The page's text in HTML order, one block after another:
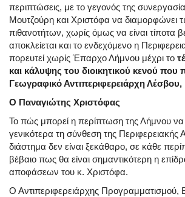
περιπτώσεις, με το γεγονός της
Μουτζούρη και Χριστόφα να διαμορφώνει
πιθανοτήτων, χωρίς όμως να είναι τίποτα
αποκλείεται και το ενδεχόμενο η
πορευτεί χωρίς Έπαρχο Λήμνου μέχρι το
και κάλυψης του διοικητικού κενού που
Γεωγραφικό Αντιπεριφερειάρχη
Ο Παναγιώτης Χριστόφας
Το πώς μπορεί η περίπτωση της Λήμνου να
γενικότερα τη σύνθεση της Περιφερειακής
διάστημα δεν είναι ξεκάθαρο, σε κάθε
βέβαιο πως θα είναι σημαντικότερη η
αποφάσεων του κ. Χριστόφα.
Ο Αντιπεριφερειάρχης Προγραμματισμού,